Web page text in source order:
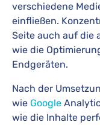
verschiedene
einfließen.
Seite auch auf die
wie die
Endgeräten.
Nach der
wie Google
wie die Inhalte